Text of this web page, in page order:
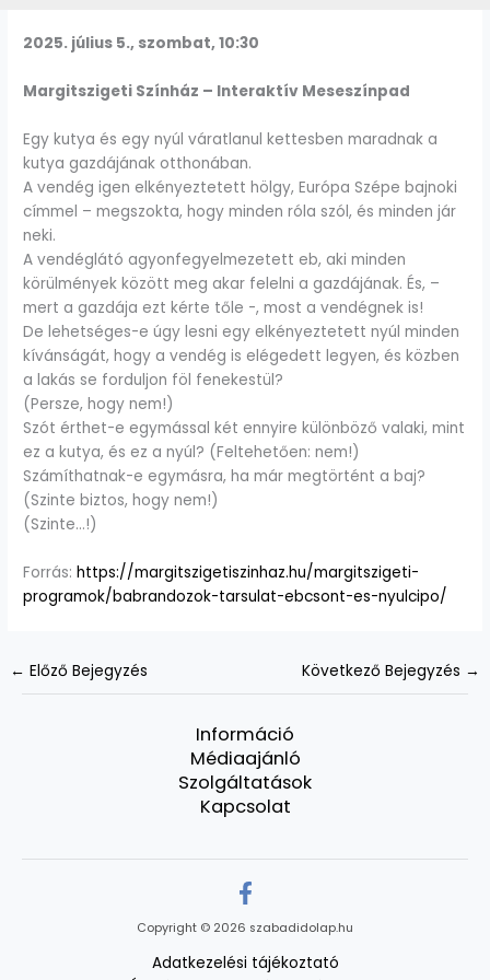
2025. július 5., szombat, 10:30
Margitszigeti Színház – Interaktív Meseszínpad
Egy kutya és egy nyúl váratlanul kettesben maradnak a
kutya gazdájának otthonában.
A vendég igen elkényeztetett hölgy, Európa Szépe bajnoki
címmel – megszokta, hogy minden róla szól, és minden jár
neki.
A vendéglátó agyonfegyelmezetett eb, aki minden
körülmények között meg akar felelni a gazdájának. És, –
mert a gazdája ezt kérte tőle -, most a vendégnek is!
De lehetséges-e úgy lesni egy elkényeztetett nyúl minden
kívánságát, hogy a vendég is elégedett legyen, és közben
a lakás se forduljon föl fenekestül?
(Persze, hogy nem!)
Szót érthet-e egymással két ennyire különböző valaki, mint
ez a kutya, és ez a nyúl? (Feltehetően: nem!)
Számíthatnak-e egymásra, ha már megtörtént a baj?
(Szinte biztos, hogy nem!)
(Szinte…!)
Forrás:https://margitszigetiszinhaz.hu/margitszigeti-
programok/babrandozok-tarsulat-ebcsont-es-nyulcipo/
← Előző Bejegyzés Következő Bejegyzés →
Információ
Médiaajánló
Szolgáltatások
Kapcsolat
Copyright © 2026 szabadidolap.hu
Adatkezelési tájékoztató